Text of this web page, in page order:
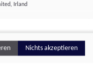
Irland
Nichts akzeptieren